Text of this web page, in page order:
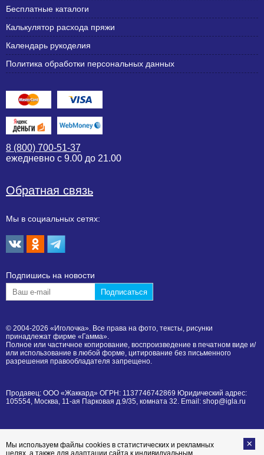
Бесплатные каталоги
Калькулятор расхода пряжи
Календарь рукоделия
Политика обработки персональных данных
8 (800) 700-51-37
ежедневно с 9.00 до 21.00
Обратная связь
Мы в социальных сетях:
Подпишиcь на новости
© 2004-2026 «Иголочка». Все права на фото, тексты, рисунки
принадлежат фирме «Гамма».
Полное или частичное копирование, воспроизведение в печатном виде и/
или использование в любой форме, цитирование без письменного
разрешения правообладателя запрещено.
Продавец: ООО «Жаккард» ОГРН: 1137746742869 Юридический адрес:
105554, Москва, 11-ая Парковая д.9/35, комната 32. Email: shop@igla.ru
Мы используем файлы cookies в статистических и рекламных